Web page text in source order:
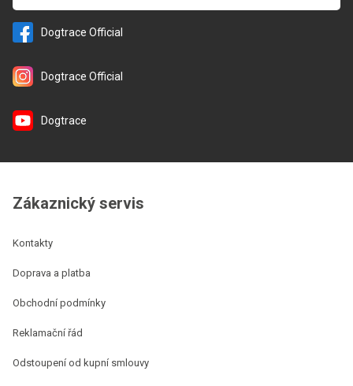
Dogtrace Official
Dogtrace Official
Dogtrace
Zákaznický servis
Kontakty
Doprava a platba
Obchodní podmínky
Reklamační řád
Odstoupení od kupní smlouvy